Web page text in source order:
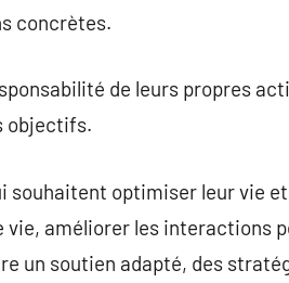
concrètes.
de leurs propres
objectifs.
souhaitent optimiser leur vie
améliorer les interactions
un soutien adapté, des